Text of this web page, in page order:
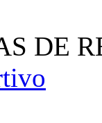
DE